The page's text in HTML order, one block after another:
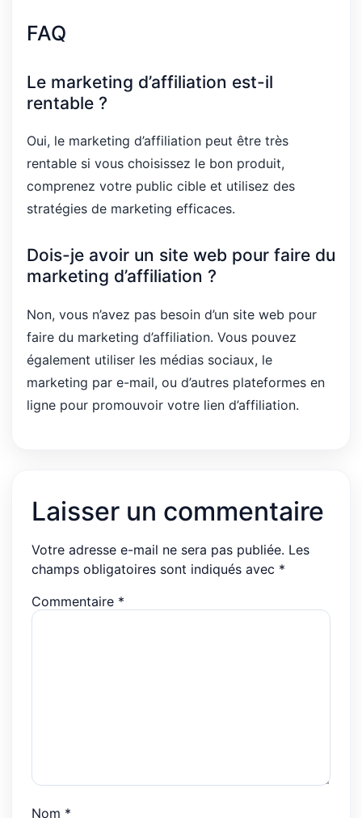
FAQ
Le marketing d’affiliation est-il
rentable ?
Oui, le marketing d’affiliation peut être très
rentable si vous choisissez le bon produit,
comprenez votre public cible et utilisez des
stratégies de marketing efficaces.
Dois-je avoir un site web pour faire du
marketing d’affiliation ?
Non, vous n’avez pas besoin d’un site web pour
faire du marketing d’affiliation. Vous pouvez
également utiliser les médias sociaux, le
marketing par e-mail, ou d’autres plateformes en
ligne pour promouvoir votre lien d’affiliation.
Laisser un commentaire
Votre adresse e-mail ne sera pas publiée. Les
champs obligatoires sont indiqués avec *
Commentaire *
Nom *